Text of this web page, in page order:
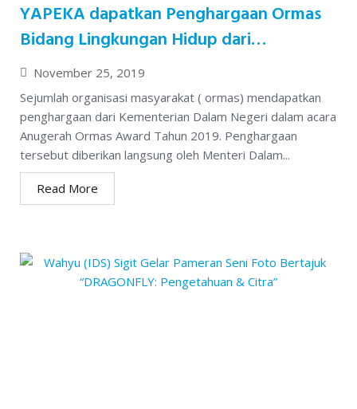
YAPEKA dapatkan Penghargaan Ormas
Bidang Lingkungan Hidup dari
Kemendagri
November 25, 2019
Sejumlah organisasi masyarakat ( ormas) mendapatkan
penghargaan dari Kementerian Dalam Negeri dalam acara
Anugerah Ormas Award Tahun 2019. Penghargaan
tersebut diberikan langsung oleh Menteri Dalam...
Read More